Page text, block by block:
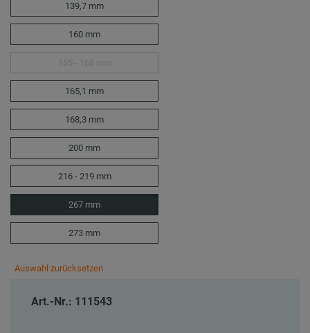
139,7 mm
160 mm
165,1 mm
168,3 mm
200 mm
216 - 219 mm
267 mm
273 mm
Auswahl zurücksetzen
Art.-Nr.: 111543